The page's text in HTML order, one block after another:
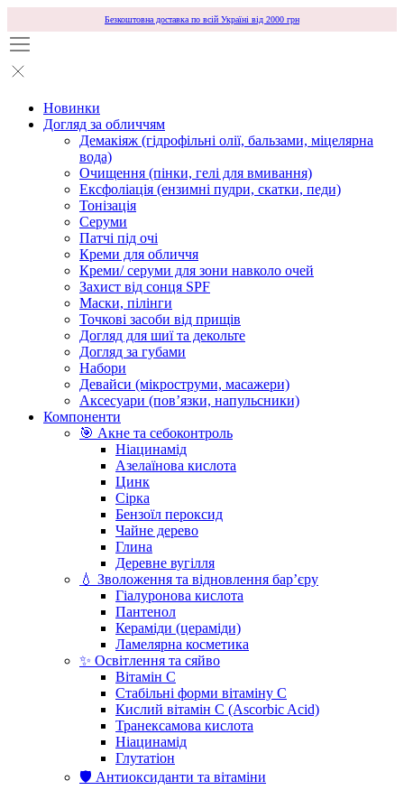
Безкоштовна доставка по всій Україні від 2000 грн
Новинки
Догляд за обличчям
Демакіяж (гідрофільні олії, бальзами, міцелярна
вода)
Очищення (пінки, гелі для вмивання)
Ексфоліація (ензимні пудри, скатки, педи)
Тонізація
Серуми
Патчі під очі
Креми для обличчя
Креми/ серуми для зони навколо очей
Захист від сонця SPF
Маски, пілінги
Точкові засоби від прищів
Догляд для шиї та декольте
Догляд за губами
Набори
Девайси (мікроструми, масажери)
Аксесуари (повʼязки, напульсники)
Компоненти
🎯 Акне та себоконтроль
Ніацинамід
Азелаїнова кислота
Цинк
Сірка
Бензоїл пероксид
Чайне дерево
Глина
Деревне вугілля
💧 Зволоження та відновлення бар’єру
Гіалуронова кислота
Пантенол
Кераміди (цераміди)
Ламелярна косметика
✨ Освітлення та сяйво
Вітамін С
Стабільні форми вітаміну С
Кислий вітамін С (Ascorbic Acid)
Транексамова кислота
Ніацинамід
Глутатіон
🛡️ Антиоксиданти та вітаміни